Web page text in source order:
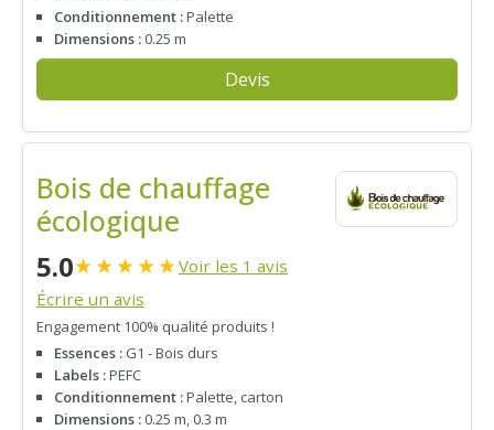
Conditionnement :Palette
Dimensions : 0.25 m
Devis
Bois de chauffage
écologique
5.0★★★★★Voir les 1 avis
Écrire un avis
Engagement 100% qualité produits !
Essences : G1 - Bois durs
Labels :PEFC
Conditionnement :Palette, carton
Dimensions : 0.25 m, 0.3 m